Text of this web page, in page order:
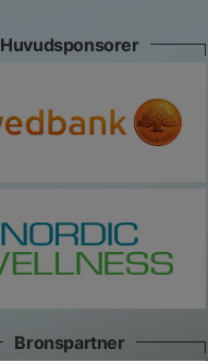
Huvudsponsorer
Bronspartner